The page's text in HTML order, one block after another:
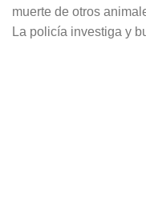
muerte de otros
La policía investiga y